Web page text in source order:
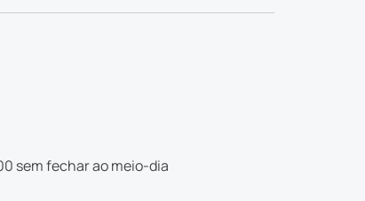
sem fechar ao meio-dia